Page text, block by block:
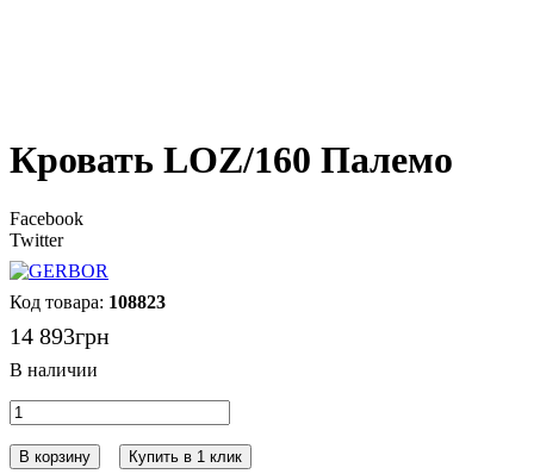
Кровать LOZ/160 Палемо
Facebook
Twitter
108823
14 893грн
В корзину Купить в 1 клик